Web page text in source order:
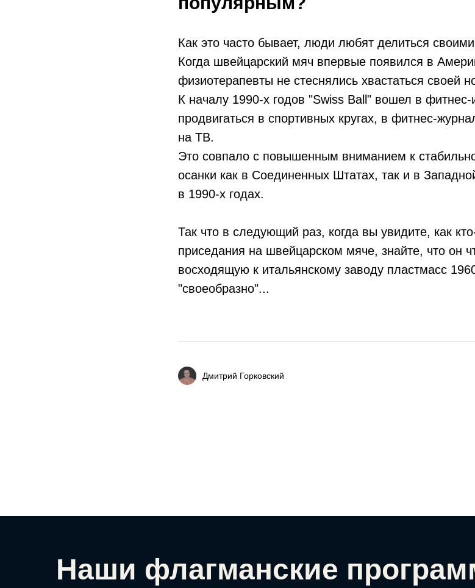
Как это часто бывает, люди любят делиться
Когда швейцарский мяч впервые появился в
физиотерапевты не стеснялись хвастаться своей
К началу 1990-х годов "Swiss Ball" вошел в
продвигаться в спортивных кругах, в фитнес-
на ТВ.
Это совпало с повышенным вниманием к
осанки как в Соединенных Штатах, так и в
в 1990-х годах.
Так что в следующий раз, когда вы увидите, как
приседания на швейцарском мяче, знайте, что он
восходящую к итальянскому заводу пластмасс
"своеобразно"...
Дмитрий Горковский
Наши флагманские